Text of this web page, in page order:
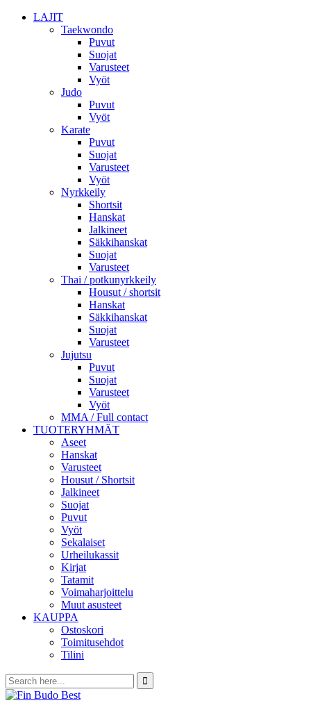
LAJIT
Taekwondo
Puvut
Suojat
Varusteet
Vyöt
Judo
Puvut
Vyöt
Karate
Puvut
Suojat
Varusteet
Vyöt
Nyrkkeily
Shortsit
Hanskat
Jalkineet
Säkkihanskat
Suojat
Varusteet
Thai / potkunyrkkeily
Housut / shortsit
Hanskat
Säkkihanskat
Suojat
Varusteet
Jujutsu
Puvut
Suojat
Varusteet
Vyöt
MMA / Full contact
TUOTERYHMÄT
Aseet
Hanskat
Varusteet
Housut / Shortsit
Jalkineet
Suojat
Puvut
Vyöt
Sekalaiset
Urheilukassit
Kirjat
Tatamit
Voimaharjoittelu
Muut asusteet
KAUPPA
Ostoskori
Toimitusehdot
Tilini